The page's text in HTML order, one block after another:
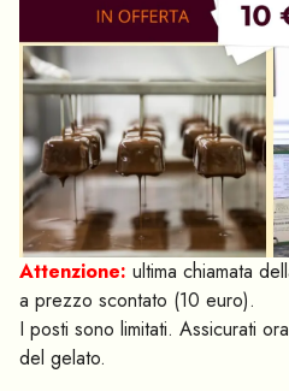
Attenzione: ultima chiamata
a prezzo scontato (10 euro).
I posti sono limitati. Assicurati
del gelato.